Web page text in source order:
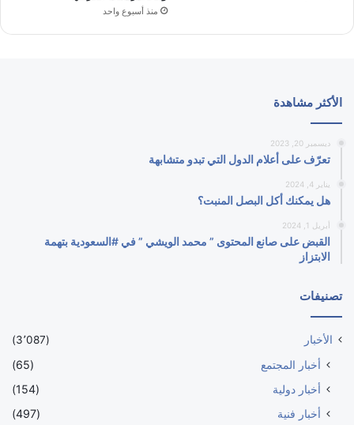
منذ أسبوع واحد
الأكثر مشاهدة
ديسمبر 20, 2023
تعرّف على أعلام الدول التي تبدو متشابهة
يناير 4, 2024
هل يمكنك أكل البصل المنبت؟
أبريل 1, 2024
القبض على صانع المحتوى ” محمد الويشي ” في #السعودية بتهمة
الابتزاز
تصنيفات
الأخبار (3٬087)
أخبار المجتمع
(65)
أخبار دولية
(154)
أخبار فنية
(497)